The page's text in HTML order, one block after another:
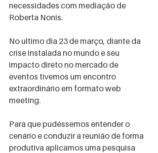
necessidades com mediação de
Roberta Nonis.
No ultimo dia 23 de março, diante da
crise instalada no mundo e seu
impacto direto no mercado de
eventos tivemos um encontro
extraordinário em formato web
meeting.
Para que pudéssemos entender o
cenário e conduzir a reunião de forma
produtiva aplicamos uma pesquisa